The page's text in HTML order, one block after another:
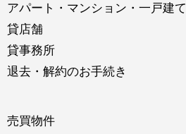
アパート・マンション・一戸建て
貸店舗
貸事務所
退去・解約のお手続き
売買物件